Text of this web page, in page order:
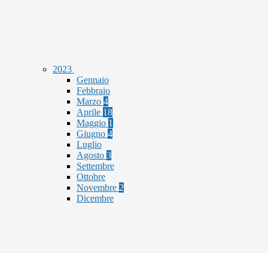
2023
Gennaio
Febbraio
Marzo 4
Aprile 18
Maggio 1
Giugno 4
Luglio
Agosto 3
Settembre
Ottobre
Novembre 2
Dicembre